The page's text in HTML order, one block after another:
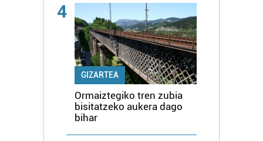
4
GIZARTEA
Ormaiztegiko tren zubia
bisitatzeko aukera dago
bihar